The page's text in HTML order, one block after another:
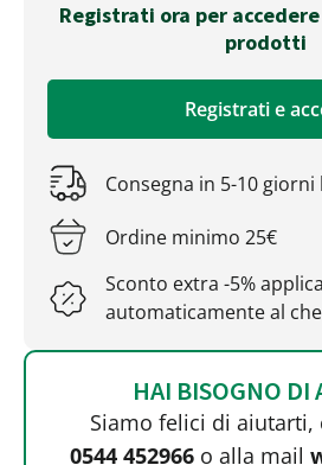
Registrati ora per
prodotti
Registrati e
Consegna in 5-10
Ordine minimo 25€
Sconto extra -5%
automaticamente al
HAI BISOGNO DI
Siamo felici di aiutarti,
0544 452966 o alla mail